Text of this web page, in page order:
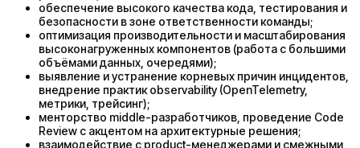
обеспечение высокого качества кода, тестирования и
безопасности в зоне ответственности команды;
оптимизация производительности и масштабирования
высоконагруженных компонентов (работа с большими
объёмами данных, очередями);
выявление и устранение корневых причин инцидентов,
внедрение практик observability (OpenTelemetry,
метрики, трейсинг);
менторство middle-разработчиков, проведение Code
Review с акцентом на архитектурные решения;
взаимодействие с product-менеджерами и смежными